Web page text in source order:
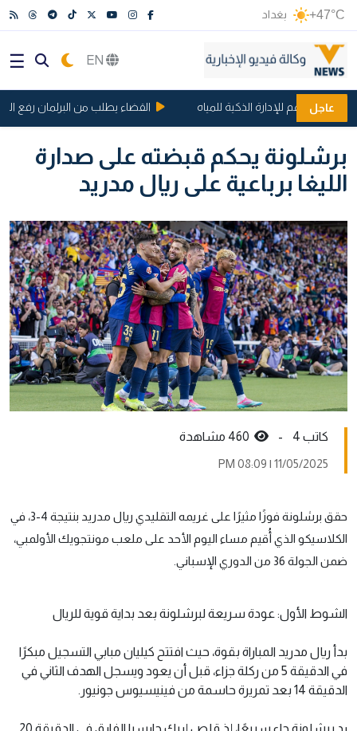
+47°C بغداد
عاجل
تفاهم للإدارة الذكية للمياه القضاء يطلب من البرلمان رفع
برشلونة يحكم قبضته على صدارة
الليغا برباعية على ريال مدريد
كاتب 4 -
11/05/2025 | 08:09 PM
حقق برشلونة فوزًا مثيرًا على غريمه التقليدي ريال مدريد بنتيجة 4-3، في
الكلاسيكو الذي أُقيم مساء اليوم الأحد على ملعب مونتجويك الأولمبي،
ضمن الجولة 36 من الدوري الإسباني.
الشوط الأول: عودة سريعة لبرشلونة بعد بداية قوية للريال
بدأ ريال مدريد المباراة بقوة، حيث افتتح كيليان مبابي التسجيل مبكرًا
في الدقيقة 5 من ركلة جزاء، قبل أن يعود ويسجل الهدف الثاني في
الدقيقة 14 بعد تمريرة حاسمة من فينيسيوس جونيور.
رد برشلونة جاء سريعًا، إذ قلص إريك جارسيا الفارق في الدقيقة 20.